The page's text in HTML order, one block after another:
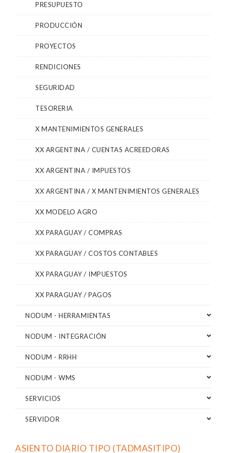
PRESUPUESTO
PRODUCCIÓN
PROYECTOS
RENDICIONES
SEGURIDAD
TESORERIA
X MANTENIMIENTOS GENERALES
XX ARGENTINA / CUENTAS ACREEDORAS
XX ARGENTINA / IMPUESTOS
XX ARGENTINA / X MANTENIMIENTOS GENERALES
XX MODELO AGRO
XX PARAGUAY / COMPRAS
XX PARAGUAY / COSTOS CONTABLES
XX PARAGUAY / IMPUESTOS
XX PARAGUAY / PAGOS
NODUM - HERRAMIENTAS
NODUM - INTEGRACIÓN
NODUM - RRHH
NODUM - WMS
SERVICIOS
SERVIDOR
ASIENTO DIARIO TIPO (TADMASITIPO)